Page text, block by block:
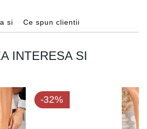
si Ce spun clientii
INTERESA SI
-32%